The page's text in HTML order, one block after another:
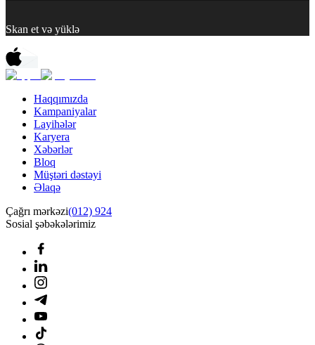
Skan et və yüklə
Haqqımızda
Kampaniyalar
Layihələr
Karyera
Xəbərlər
Bloq
Müştəri dəstəyi
Əlaqə
Çağrı mərkəzi(012) 924
Sosial şəbəkələrimiz